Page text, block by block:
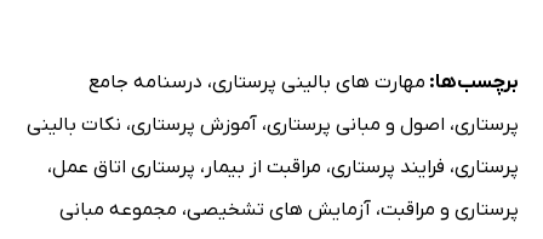
برچسب‌ها: مهارت های بالینی پرستاری، درسنامه جامع
پرستاری، اصول و مبانی پرستاری، آموزش پرستاری، نکات بالینی
پرستاری، فرایند پرستاری، مراقبت از بیمار ، پرستاری اتاق عمل،
پرستاری و مراقبت، آزمایش های تشخیصی، مجموعه مبانی